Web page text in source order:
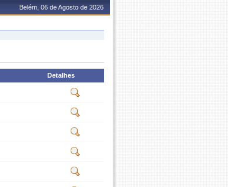
Belém, 06 de Agosto de 2026
Detalhes